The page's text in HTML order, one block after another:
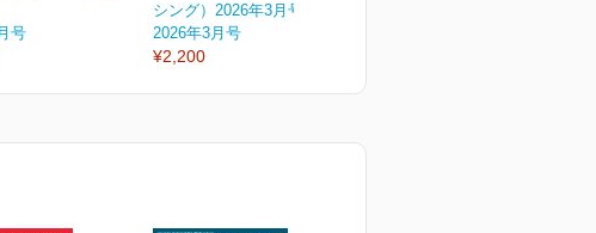
号
シング）2026年3月号
2026年3月号
¥2,200